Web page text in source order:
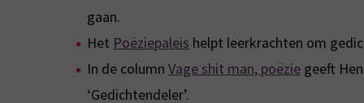
gaan.
Het Poëziepaleis helpt leerkrachten om
In de column Vage shit man, poëzie geeft
‘Gedichtendeler’.